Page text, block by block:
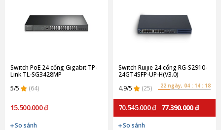
Switch PoE 24 cổng Gigabit TP-
Link TL-SG3428MP
5/5
(64)
15.500.000 ₫
So sánh
Switch Ruijie 24 cổng RG-S2910-
24GT4SFP-UP-H(V3.0)
4.9/5
(25) 22 ngày, 04 : 14 : 18
70.545.000 ₫ 77.390.000 ₫
So sánh